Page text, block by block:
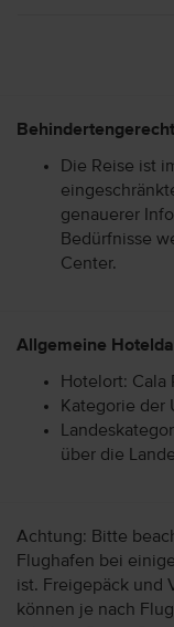
Die Reise ist
genauerer
Bedürfnisse
Center.
Allgemeine
Hotelort: Cala
Kategorie der
über die
Achtung: Bitte
Flughafen bei
ist. Freigepäck und
können je nach